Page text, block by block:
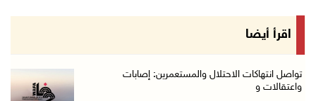
الاحتلال ينصب حواجز طيارة في محيط مخيم طولكرم ...
مستعمرون يهاجمون قرية أبو فلاح
اقرأ أيضا
تواصل انتهاكات الاحتلال والمستعمرين: إصابات
واعتقالات و